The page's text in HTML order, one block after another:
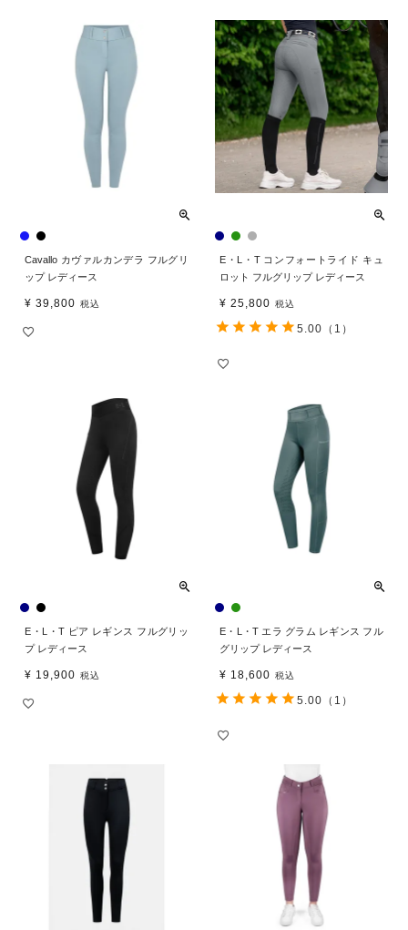
Cavallo カヴァルカンデラ フルグリ
ップ レディース
¥ 39,800 税込
E・L・T コンフォートライド キュ
ロット フルグリップ レディース
¥ 25,800 税込
5.00 （1）
E・L・T ピア レギンス フルグリッ
プ レディース
¥ 19,900 税込
E・L・T エラ グラム レギンス フル
グリップ レディース
¥ 18,600 税込
5.00 （1）